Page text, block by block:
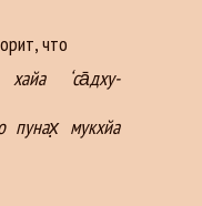
что
хайа ‘са̄дху-
пунах̣ мукхйа